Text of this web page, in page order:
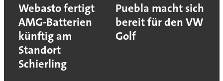
Webasto fertigt
AMG-Batterien
künftig am
Standort
Schierling
Puebla macht sich
bereit für den VW
Golf